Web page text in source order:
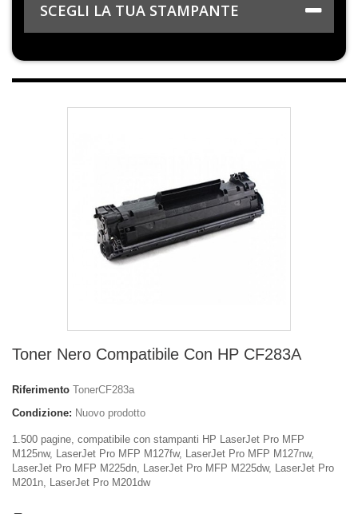
SCEGLI LA TUA STAMPANTE
Toner Nero Compatibile Con HP CF283A
Riferimento TonerCF283a
Condizione: Nuovo prodotto
1.500 pagine, compatibile con stampanti HP LaserJet Pro MFP
M125nw, LaserJet Pro MFP M127fw, LaserJet Pro MFP M127nw,
LaserJet Pro MFP M225dn, LaserJet Pro MFP M225dw, LaserJet Pro
M201n, LaserJet Pro M201dw